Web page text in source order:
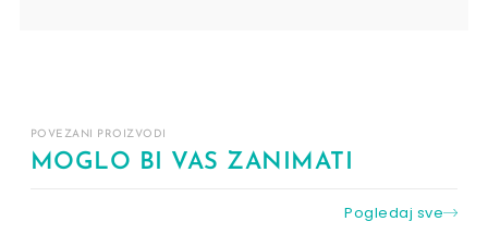
POVEZANI PROIZVODI
MOGLO BI VAS ZANIMATI
Pogledaj sve